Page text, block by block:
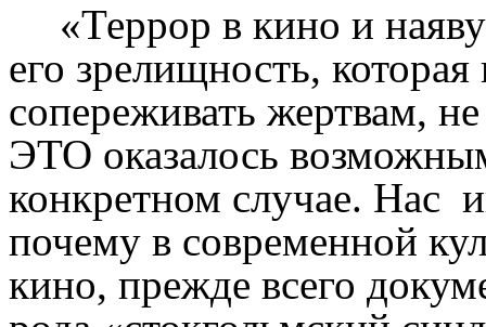
«Террор в кино и
его зрелищность,
сопереживать жертвам,
ЭТО оказалось
конкретном случае. Нас
почему в современной
кино, прежде всего